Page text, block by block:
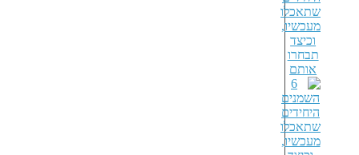
שתאכלו
מעכשיו,
וכיצד
תבחרו
אותם